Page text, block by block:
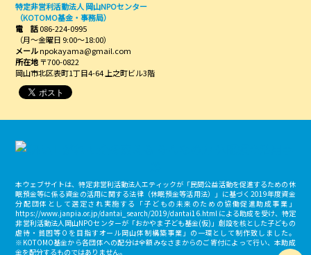
特定非営利活動法人 岡山NPOセンター
（KOTOMO基金・事務局）
電 話086-224-0995
（月～金曜日 9:00～18:00）
メールnpokayama@gmail.com
所在地〒700-0822
岡山市北区表町1丁目4-64 上之町ビル3階
本ウェブサイトは、特定非営利活動法人エティックが「民間公益活動を促進するための休
眠預金等に係る資金の活用に関する法律（休眠預金等活用法）」に基づく2019年度資金
分配団体として選定され実施する「子どもの未来のための協働促進助成事業」
https://www.janpia.or.jp/dantai_search/2019/dantai16.html による助成を受け、特定
非営利活動法人岡山NPOセンターが「おかやま子ども基金(仮)」創設を核とした子どもの
虐待・貧困等０を目指すオール岡山体制構築事業」の一環として制作致しました。
※KOTOMO基金から各団体への配分は全額みなさまからのご寄付によって行い、本助成
金を配分するものではありません。